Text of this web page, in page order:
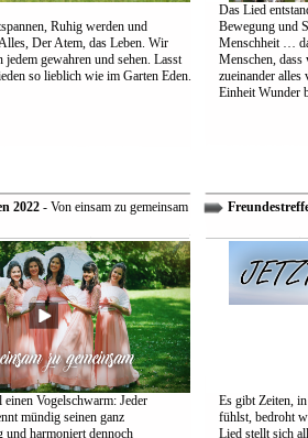
Ruhig werden und
Der Atem, das Leben. Wir
gewahren und sehen. Lasst
so lieblich wie im Garten Eden.
Das Lied
Bewegung und
Menschheit …
Menschen,
zueinander alles
Einheit Wunder
2022- Von einsam zu gemeinsam
einen Vogelschwarm: Jeder
mündig seinen ganz
und harmoniert dennoch
Es gibt Zeiten,
fühlst, bedroht
Lied stellt sich